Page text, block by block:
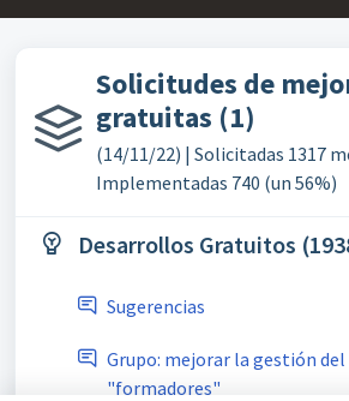
Solicitudes de
gratuitas (1)
(14/11/22) | Solicitadas 1317
Implementadas 740 (un 56%)
Desarrollos Gratuitos
Sugerencias
Grupo: mejorar la gestión
"formadores"